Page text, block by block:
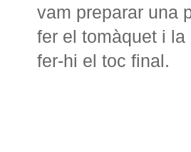
vam preparar una
fer el tomàquet i
fer-hi el toc final.